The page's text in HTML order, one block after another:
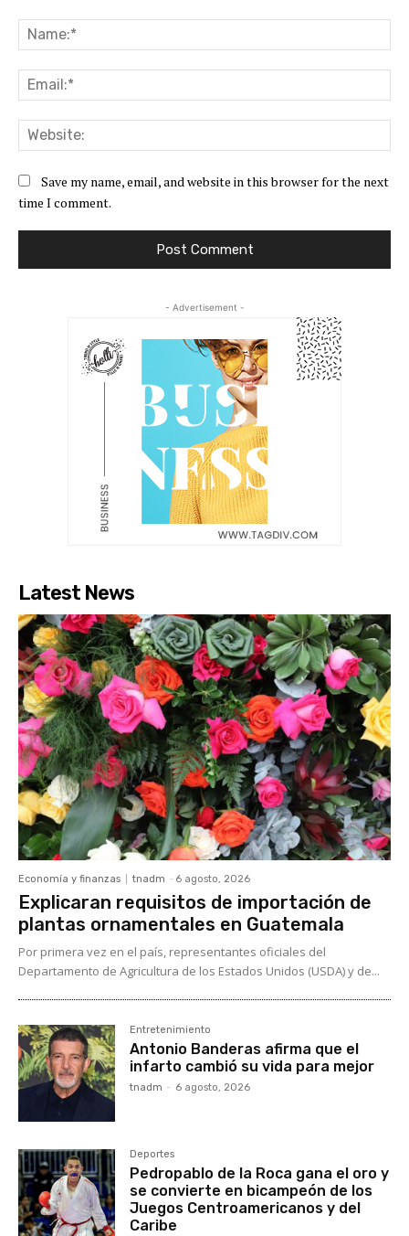
Save my name, email, and website in this browser for the next
time I comment.
- Advertisement -
Latest News
Economía y finanzas tnadm - 6 agosto, 2026
Explicaran requisitos de importación de
plantas ornamentales en Guatemala
Por primera vez en el país, representantes oficiales del
Departamento de Agricultura de los Estados Unidos (USDA) y de...
Entretenimiento
Antonio Banderas afirma que el
infarto cambió su vida para mejor
tnadm - 6 agosto, 2026
Deportes
Pedropablo de la Roca gana el oro y
se convierte en bicampeón de los
Juegos Centroamericanos y del
Caribe